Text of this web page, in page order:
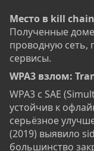
Место в kill
Полученные
проводную сеть,
сервисы.
WPA3 взлом:
WPA3 с SAE
устойчив к
серьёзное
(2019) выявило
большинство